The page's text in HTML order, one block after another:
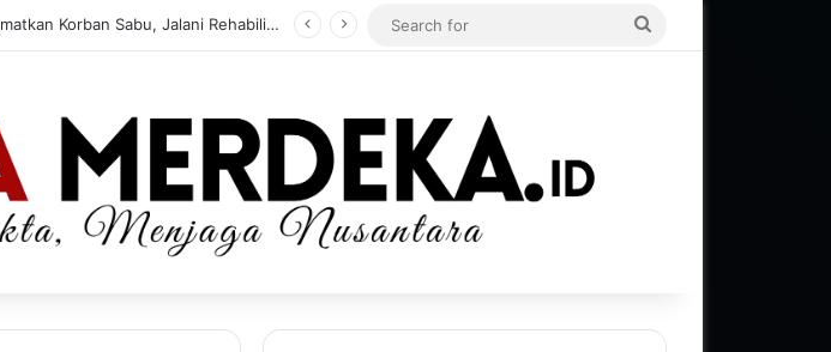
BNNK dan Polres Basel Bersinergi Selamatkan Korban Sabu, Jalani Rehabilitasi di RSJD